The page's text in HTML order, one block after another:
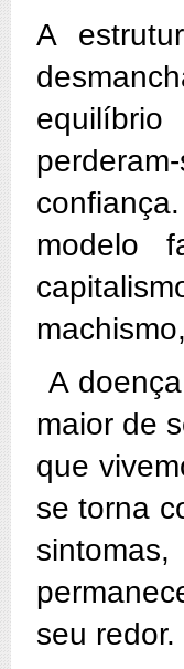
A
modelo
A
maior de
que
se torna
seu redor.